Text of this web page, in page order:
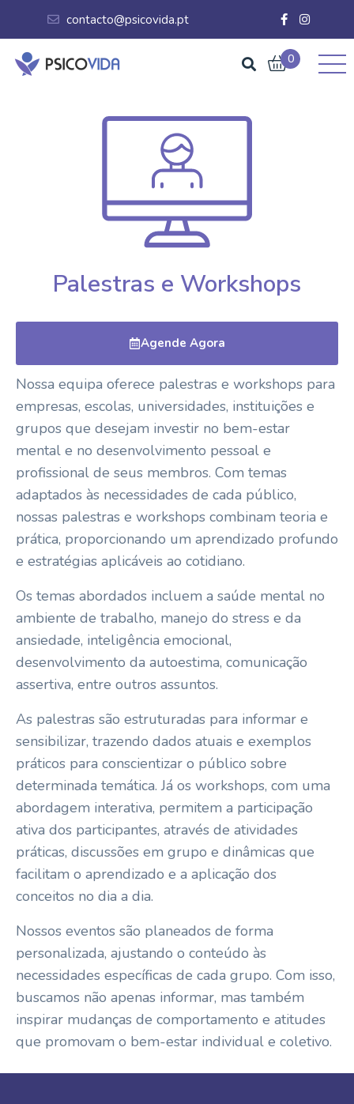
contacto@psicovida.pt
0
Palestras e Workshops
Agende Agora
Nossa equipa oferece palestras e workshops para
empresas, escolas, universidades, instituições e
grupos que desejam investir no bem-estar
mental e no desenvolvimento pessoal e
profissional de seus membros. Com temas
adaptados às necessidades de cada público,
nossas palestras e workshops combinam teoria e
prática, proporcionando um aprendizado profundo
e estratégias aplicáveis ao cotidiano.
Os temas abordados incluem a saúde mental no
ambiente de trabalho, manejo do stress e da
ansiedade, inteligência emocional,
desenvolvimento da autoestima, comunicação
assertiva, entre outros assuntos.
As palestras são estruturadas para informar e
sensibilizar, trazendo dados atuais e exemplos
práticos para conscientizar o público sobre
determinada temática. Já os workshops, com uma
abordagem interativa, permitem a participação
ativa dos participantes, através de atividades
práticas, discussões em grupo e dinâmicas que
facilitam o aprendizado e a aplicação dos
conceitos no dia a dia.
Nossos eventos são planeados de forma
personalizada, ajustando o conteúdo às
necessidades específicas de cada grupo. Com isso,
buscamos não apenas informar, mas também
inspirar mudanças de comportamento e atitudes
que promovam o bem-estar individual e coletivo.